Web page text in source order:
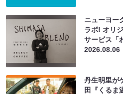
ニューヨー
ラボ! オリ
サービス「
2026.08.06
丹生明里が
田『くるま